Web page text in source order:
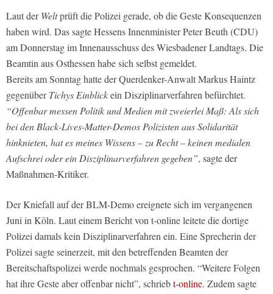
Laut derWeltprüft die Polizei gerade, ob die Geste Konsequenzen
haben wird. Das sagte Hessens Innenminister Peter Beuth (CDU)
am Donnerstag im Innenausschuss des Wiesbadener Landtags. Die
Beamtin aus Osthessen habe sich selbst gemeldet.
Bereits am Sonntag hatte der Querdenker-Anwalt Markus Haintz
gegenüberTichys Einblickein Disziplinarverfahren befürchtet.
“Offenbar messen Politik und Medien mit zweierlei Maß: Als sich
bei den Black-Lives-Matter-Demos Polizisten aus Solidarität
hinknieten, hat es meines Wissens – zu Recht – keinen medialen
Aufschrei oder ein Disziplinarverfahren gegeben”, sagte der
Maßnahmen-Kritiker.
Der Kniefall auf der BLM-Demo ereignete sich im vergangenen
Juni in Köln. Laut einem Bericht von t-online leitete die dortige
Polizei damals kein Disziplinarverfahren ein. Eine Sprecherin der
Polizei sagte seinerzeit, mit den betreffenden Beamten der
Bereitschaftspolizei werde nochmals gesprochen. “Weitere Folgen
hat ihre Geste aber offenbar nicht”, schriebt-online. Zudem sagte